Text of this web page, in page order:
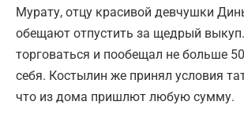
Мурату, отцу красивой девчушки
обещают отпустить за щедрый
торговаться и пообещал не больше
себя. Костылин же принял условия
что из дома пришлют любую сумму.